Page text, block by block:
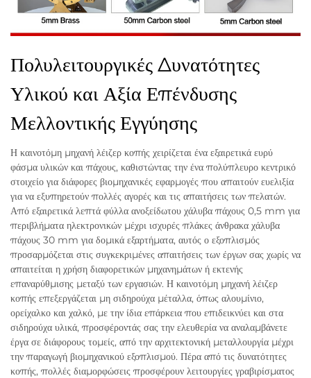
Πολυλειτουργικές Δυνατότητες
Υλικού και Αξία Επένδυσης
Μελλοντικής Εγγύησης
Η καινοτόμη μηχανή λέιζερ κοπής χειρίζεται ένα εξαιρετικά ευρύ
φάσμα υλικών και πάχους, καθιστώντας την ένα πολύπλευρο κεντρικό
στοιχείο για διάφορες βιομηχανικές εφαρμογές που απαιτούν ευελιξία
για να εξυπηρετούν πολλές αγορές και τις απαιτήσεις των πελατών.
Από εξαιρετικά λεπτά φύλλα ανοξείδωτου χάλυβα πάχους 0,5 mm για
περιβλήματα ηλεκτρονικών μέχρι ισχυρές πλάκες άνθρακα χάλυβα
πάχους 30 mm για δομικά εξαρτήματα, αυτός ο εξοπλισμός
προσαρμόζεται στις συγκεκριμένες απαιτήσεις των έργων σας χωρίς να
απαιτείται η χρήση διαφορετικών μηχανημάτων ή εκτενής
επαναρύθμισης μεταξύ των εργασιών. Η καινοτόμη μηχανή λέιζερ
κοπής επεξεργάζεται μη σιδηρούχα μέταλλα, όπως αλουμίνιο,
ορείχαλκο και χαλκό, με την ίδια επάρκεια που επιδεικνύει και στα
σιδηρούχα υλικά, προσφέροντάς σας την ελευθερία να αναλαμβάνετε
έργα σε διάφορους τομείς, από την αρχιτεκτονική μεταλλουργία μέχρι
την παραγωγή βιομηχανικού εξοπλισμού. Πέρα από τις δυνατότητες
κοπής, πολλές διαμορφώσεις προσφέρουν λειτουργίες γραβιρίσματος